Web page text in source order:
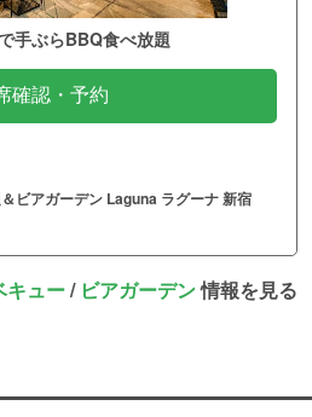
手ぶらBBQ食べ放題
確認・予約
ビアガーデン Laguna ラグーナ 新宿
キュー/ ビアガーデン情報を見る